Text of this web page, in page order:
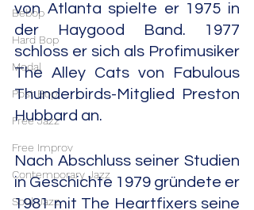
Bebop
Hard Bop
Modal
Post Bop
Free Jazz
Free Improv
Contemporary Jazz
Soul Jazz
von Atlanta spielte er 1975 in
der Haygood Band. 1977
schloss er sich als Profimusiker
The Alley Cats von Fabulous
Thunderbirds-Mitglied Preston
Hubbard an.
Nach Abschluss seiner Studien
in Geschichte 1979 gründete er
1981 mit The Heartfixers seine